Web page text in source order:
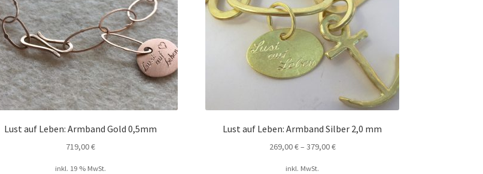
gewählt
werden
Produktseite
gewählt
werden
Lust auf Leben: Armband Gold 0,5mm
719,00€
inkl. 19 % MwSt.
Lust auf Leben: Armband Silber 2,0 mm
269,00€– 379,00€
inkl. MwSt.